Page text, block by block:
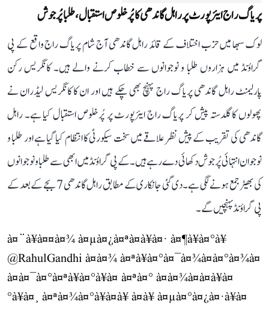
پریاگ راج ایئرپورٹ پر راہل گاندھی کا پُرخلوص استقبال، طلبا پُرجوش
لوک سبھا میں حزب اختلاف کے قائد راہل گاندھی آج شام پریاگ راج واقع کے پی
گراؤنڈ میں ہزاروں طلبا و نوجوانوں سے خطاب کرنے والے ہیں۔ کانگریس رکن
پارلیمنٹ راہل گاندھی پریاگ راج پہنچ بھی چکے ہیں اور ان کا کانگریس لیڈران نے
پھولوں کا گلدستہ پیش کر پریاگ راج ایئرپورٹ پر پُرخلوص استقبال کیا ہے۔ راہل
گاندھی کی تقریب کے پیش نظر علاقے میں سخت سیکورٹی کا انتظام کیا گیا ہے اور طلبا و
نوجوان انتہائی پُرجوش دکھائی دے رہے ہیں۔ کے پی گراؤنڈ میں ابھی سے طلبا و نوجوانوں
کی بھیڑ جمع ہونے لگی ہے۔ دی گئی جانکاری کے مطابق راہل گاندھی 7 بجے کے بعد کے
پی گراؤنڈ پہنچیں گے۔
à¤¨à¥à¤¤à¤¾ à¤µà¤¿à¤ªà¤à¥à¤· à¤¶à¥à¤°à¥
@RahulGandhi à¤à¤¾ à¤ªà¥à¤°à¤¯à¤¾à¤à¤°à¤¾à¤
à¤à¤¯à¤°à¤ªà¥à¤°à¥à¤ à¤ªà¤° à¤à¤¾à¤à¤à¥à¤
°à¥à¤¸ à¤ªà¤¾à¤°à¥à¤à¥ à¤à¥ à¤µà¤°à¤¿à¤·à¥à¤